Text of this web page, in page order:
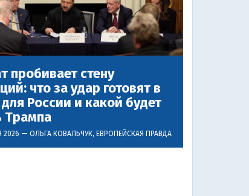
пробивает стену
что за удар готовят в
России и какой будет
Трампа
2026 — ОЛЬГА КОВАЛЬЧУК, ЕВРОПЕЙСКАЯ ПРАВДА